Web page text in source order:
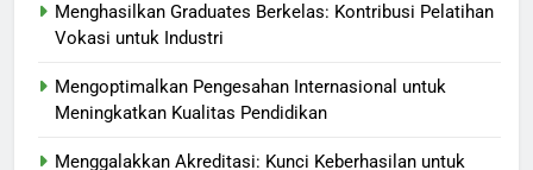
Menghasilkan Graduates Berkelas: Kontribusi Pelatihan
Vokasi untuk Industri
Mengoptimalkan Pengesahan Internasional untuk
Meningkatkan Kualitas Pendidikan
Menggalakkan Akreditasi: Kunci Keberhasilan untuk